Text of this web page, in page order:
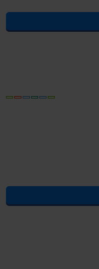
お電話をおかけの際は
住所から賃貸マンシ
佐野市
堀米町